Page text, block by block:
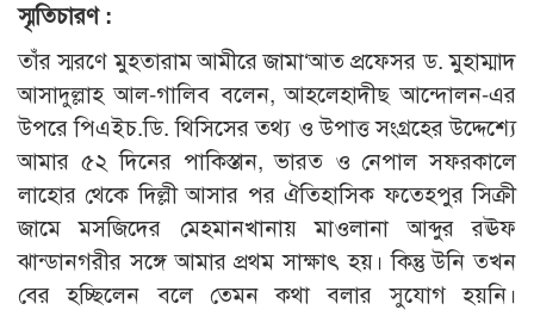
স্মৃতিচারণ :
তাঁর স্মরণে মুহতারাম আমীরে জামা‘আত প্রফেসর ড. মুহাম্মাদ
আসাদুল্লাহ আল-গালিব বলেন, আহলেহাদীছ আন্দোলন-এর
উপরে পিএইচ.ডি. থিসিসের তথ্য ও উপাত্ত সংগ্রহের উদ্দেশ্যে
আমার ৫২ দিনের পাকিস্তান, ভারত ও নেপাল সফরকালে
লাহোর থেকে দিল্লী আসার পর ঐতিহাসিক ফতেহপুর সিক্রী
জামে মসজিদের মেহমানখানায় মাওলানা আব্দুর রঊফ
ঝান্ডানগরীর সঙ্গে আমার প্রথম সাক্ষাৎ হয়। কিন্তু উনি তখন
বের হচ্ছিলেন বলে তেমন কথা বলার সুযোগ হয়নি।